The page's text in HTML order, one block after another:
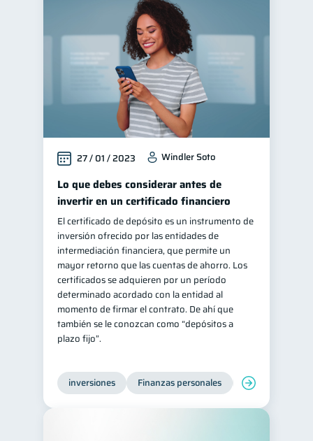
27 / 01 / 2023 Windler Soto
Lo que debes considerar antes de
invertir en un certificado financiero
El certificado de depósito es un instrumento de
inversión ofrecido por las entidades de
intermediación financiera, que permite un
mayor retorno que las cuentas de ahorro. Los
certificados se adquieren por un período
determinado acordado con la entidad al
momento de firmar el contrato. De ahí que
también se le conozcan como “depósitos a
plazo fijo”.
inversiones Finanzas personales Educación